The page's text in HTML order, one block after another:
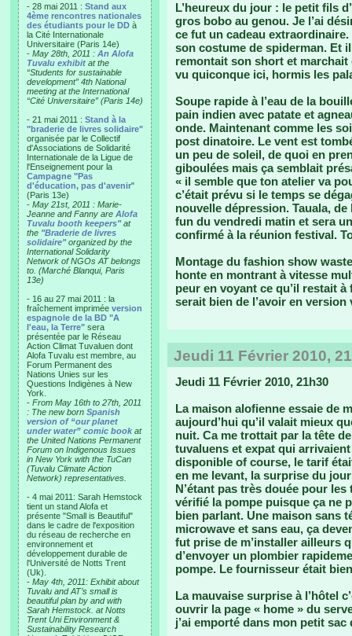
- 28 mai 2011 : Stand aux
4ème rencontres nationales
des étudiants pour le DD à
la Cité Internationale
Universitaire (Paris 14e)
- May 28th, 2011 : An Alofa
Tuvalu exhibit at the
“Students for sustainable
development” 4th National
meeting at the International
“Cité Universitaire” (Paris 14e)
- 21 mai 2011 : Stand à la
"braderie de livres solidaire"
organisée par le Collectif
d'Associations de Solidarité
Internationale de la Ligue de
l'Enseignement pour la
Campagne "Pas
d'éducation, pas d'avenir"
(Paris 13e)
- May 21st, 2011 : Marie-
Jeanne and Fanny are Alofa
Tuvalu booth keepers"at
the "Braderie de livres
solidaire"organized by the
International Solidarity
Network of NGOs AT belongs
to. (Marché Blanqui, Paris
13e)
- 16 au 27 mai 2011 : la
fraîchement imprimée version
espagnole de la BD "A
l'eau, la Terre" sera
présentée par le Réseau
Action Climat Tuvaluen dont
Alofa Tuvalu est membre, au
Forum Permanent des
Nations Unies sur les
Questions Indigènes à New
York.
- From May 16th to 27th, 2011
: The new born Spanish
version of “our planet
under water” comic book at
the United Nations Permanent
Forum on Indigenous Issues
in New York with the TuCan
(Tuvalu Climate Action
Network) representatives.
- 4 mai 2011: Sarah Hemstock
tient un stand Alofa et
présente "Small is Beautiful"
dans le cadre de l'exposition
du réseau de recherche en
environnement et
développement durable de
l'Université de Notts Trent
(Uk).
- May 4th, 2011: Exhibit about
Tuvalu and AT’s small is
beautiful plan by and with
Sarah Hemstock. at Notts
Trent Uni Environment &
Sustainability Research
L’heureux du jour : le petit fils
gros bobo au genou. Je l’ai
ce fut un cadeau
son costume de spiderman. Et
remontait son short et
vu quiconque ici, hormis les
Soupe rapide à l’eau de la
pain indien avec patate et
onde. Maintenant comme les
post dinatoire. Le vent est
un peu de soleil, de quoi en
giboulées mais ça semblait
« il semble que ton atelier va
c’était prévu si le temps se
nouvelle dépression. Tauala,
fun du vendredi matin et sera
confirmé à la réunion festival.
Montage du fashion show
honte en montrant à vitesse
peur en voyant ce qu’il restait
serait bien de l’avoir en
Jeudi 11 Février 2010,
Jeudi 11 Février 2010, 21h30
La maison alofienne essaie de
aujourd’hui qu’il valait mieux
nuit. Ca me trottait par la tête
tuvaluens et expat qui
disponible of course, le tarif
en me levant, la surprise du
N’étant pas très douée pour
vérifié la pompe puisque ça ne
bien parlant. Une maison sans
microwave et sans eau, ça
fut prise de m’installer ailleurs
d’envoyer un plombier
pompe. Le fournisseur était
La mauvaise surprise à l’hôtel
ouvrir la page « home » du
j’ai emporté dans mon petit sac